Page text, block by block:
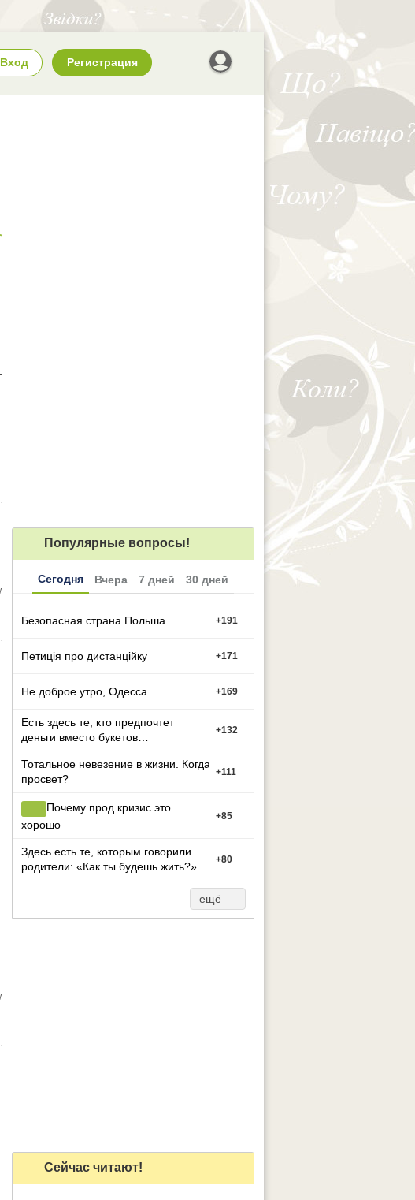
Вход Регистрация
Популярные вопросы!
Сегодня Вчера 7 дней 30 дней
Безопасная страна Польша +191
Петиція про дистанційку +171
Не доброе утро, Одесса... +169
Есть здесь те, кто предпочтет
деньги вместо букетов
+132
Тотальное невезение в жизни. Когда
просвет?
+111
Почему прод кризис это
хорошо
+85
Здесь есть те, которым говорили
родители: «Как ты будешь жить?»
+80
ещё
Сейчас читают!